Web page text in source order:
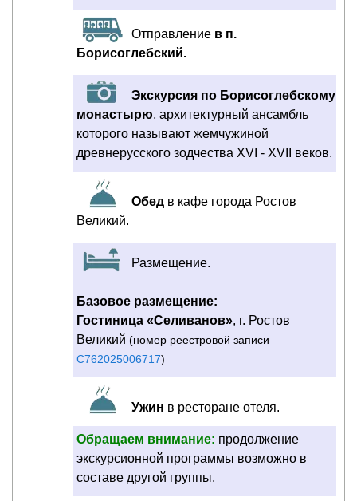
Отправление в п.
Борисоглебский.
Экскурсия по Борисоглебскому
монастырю, архитектурный ансамбль
которого называют жемчужиной
древнерусского зодчества XVI - XVII веков.
Обед в кафе города Ростов
Великий.
Размещение.
Базовое размещение:
Гостиница «Селиванов», г. Ростов
Великий (номер реестровой записи
С762025006717)
Ужин в ресторане отеля.
Обращаем внимание: продолжение
экскурсионной программы возможно в
составе другой группы.